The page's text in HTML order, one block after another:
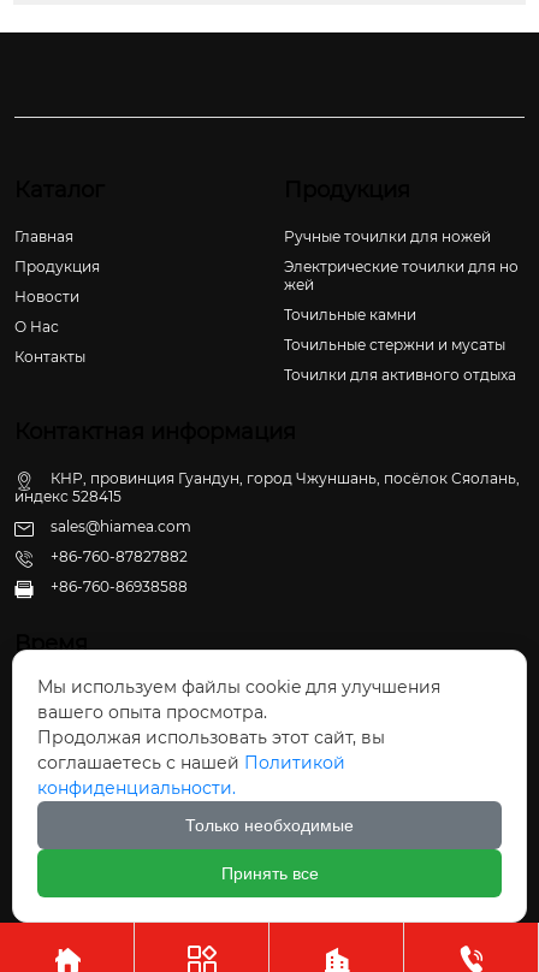
Главная
Продукция
Новости
О Hас
Контакты
Ручные точилки для ножей
Электрические точилки для но
жей
Точильные камни
Точильные стержни и мусаты
Точилки для активного отдыха
КНР, провинция Гуандун, город Чжуншань, посёлок Сяолань,
индекс 528415
sales@hiamea.com
+86-760-87827882
 +86-760-86938588
Время
Пн - Пт: 09:30 - 22:00
Сб - Вс: 10:00 - 22:30
Авторское право©ООО Чжуншань Хайвэй
Кухонные Принадлежности
   
Мы используем файлы cookie для улучшения
вашего опыта просмотра.
Продолжая использовать этот сайт, вы
соглашаетесь с нашей Политикой
конфиденциальности.
Только необходимые
Принять все